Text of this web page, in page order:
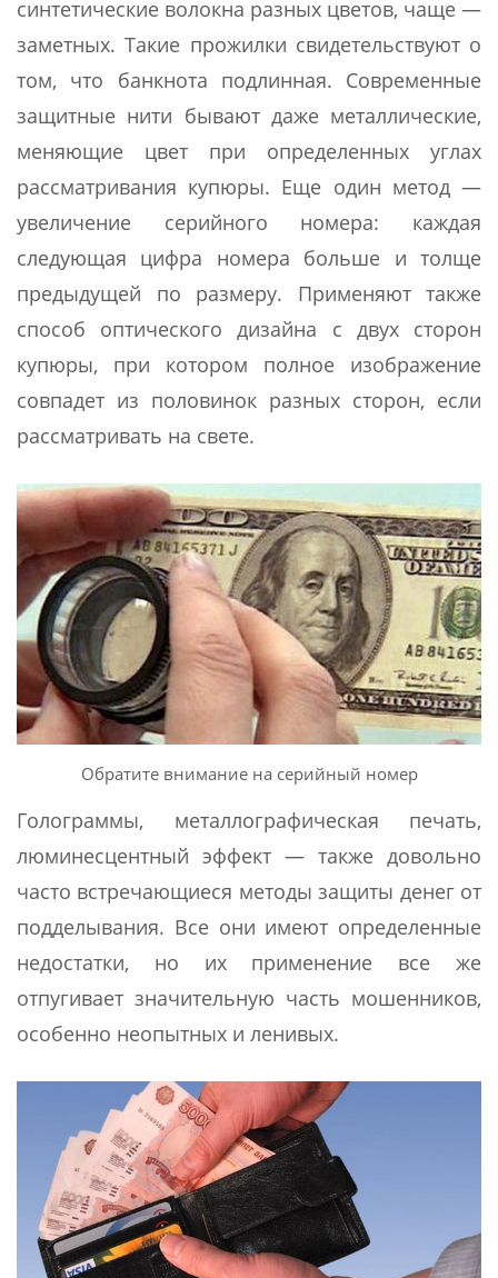
синтетические волокна разных цветов, чаще —
заметных. Такие прожилки свидетельствуют о
том, что банкнота подлинная. Современные
защитные нити бывают даже металлические,
меняющие цвет при определенных углах
рассматривания купюры. Еще один метод —
увеличение серийного номера: каждая
следующая цифра номера больше и толще
предыдущей по размеру. Применяют также
способ оптического дизайна с двух сторон
купюры, при котором полное изображение
совпадет из половинок разных сторон, если
рассматривать на свете.
Обратите внимание на серийный номер
Голограммы, металлографическая печать,
люминесцентный эффект — также довольно
часто встречающиеся методы защиты денег от
подделывания. Все они имеют определенные
недостатки, но их применение все же
отпугивает значительную часть мошенников,
особенно неопытных и ленивых.